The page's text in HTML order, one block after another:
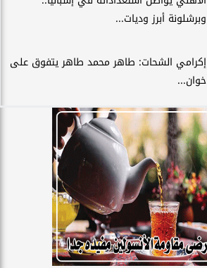
وبرشلونة أبرز وديات...
إكرامي الشحات: طاهر محمد طاهر يتفوق على
خوان...